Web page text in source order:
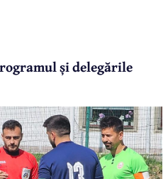
și delegările